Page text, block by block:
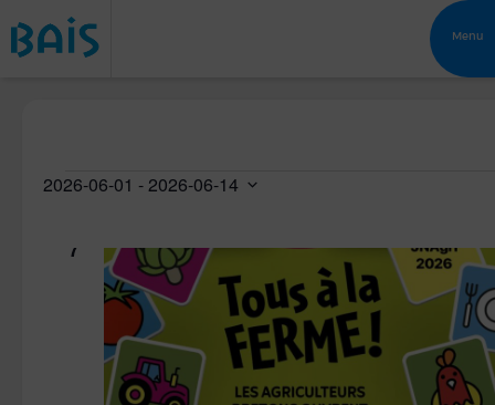
Menu
Évènements
2026-06-01 - 2026-06-14
date.
juin 2026
7